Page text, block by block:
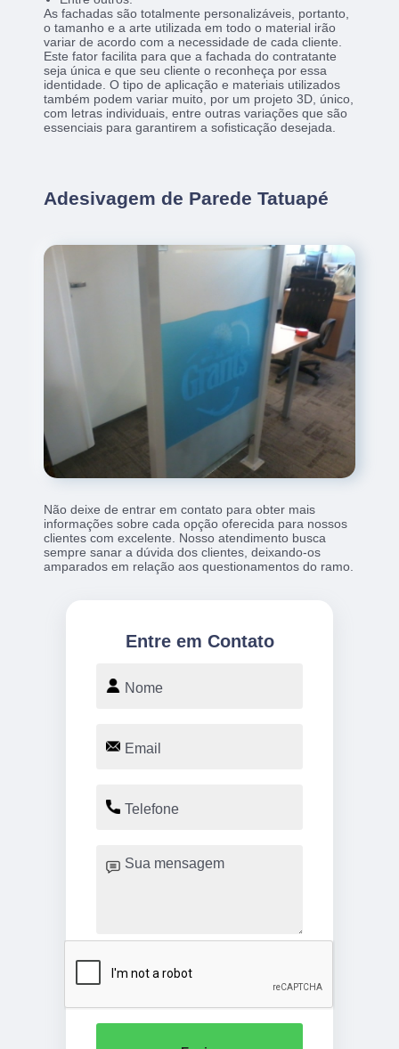
As fachadas são totalmente personalizáveis, portanto,
o tamanho e a arte utilizada em todo o material irão
variar de acordo com a necessidade de cada cliente.
Este fator facilita para que a fachada do contratante
seja única e que seu cliente o reconheça por essa
identidade. O tipo de aplicação e materiais utilizados
também podem variar muito, por um projeto 3D, único,
com letras individuais, entre outras variações que são
essenciais para garantirem a sofisticação desejada.
Adesivagem de Parede Tatuapé
Não deixe de entrar em contato para obter mais
informações sobre cada opção oferecida para nossos
clientes com excelente. Nosso atendimento busca
sempre sanar a dúvida dos clientes, deixando-os
amparados em relação aos questionamentos do ramo.
Entre em Contato